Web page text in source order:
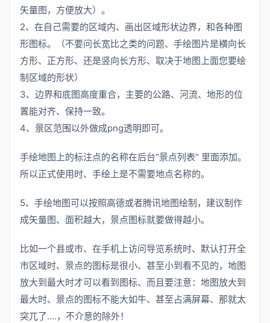
矢量图，方便放大）。
2、在自己需要的区域内、画出区域形状边界，和各种图
形图标。（不要问长宽比之类的问题、手绘图片是横向长
方形、正方形、还是竖向长方形、取决于地图上面您要绘
制区域的形状）
3、边界和底图高度重合，主要的公路、河流、地形的位
置能对齐、保持一致。
4、景区范围以外做成png透明即可。
手绘地图上的标注点的名称在后台“景点列表” 里面添加。
所以正式使用时、手绘上是不需要地点名称的。
5、手绘地图可以按照高德或者腾讯地图绘制，建议制作
成矢量图、面积越大，景点图标就要做得越小。
比如一个县或市、在手机上访问导览系统时、默认打开全
市区域时、景点的图标是很小、甚至小到看不见的，地图
放大到最大时才可以看到图标、而且要注意：地图放大到
最大时、景点的图标不能大如牛、甚至占满屏幕、那就太
突兀了....，不介意的除外！